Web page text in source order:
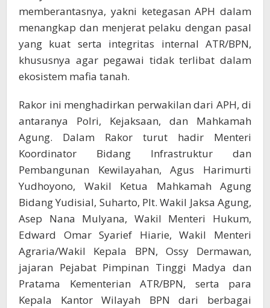
memberantasnya, yakni ketegasan APH dalam
menangkap dan menjerat pelaku dengan pasal
yang kuat serta integritas internal ATR/BPN,
khususnya agar pegawai tidak terlibat dalam
ekosistem mafia tanah.
Rakor ini menghadirkan perwakilan dari APH, di
antaranya Polri, Kejaksaan, dan Mahkamah
Agung. Dalam Rakor turut hadir Menteri
Koordinator Bidang Infrastruktur dan
Pembangunan Kewilayahan, Agus Harimurti
Yudhoyono, Wakil Ketua Mahkamah Agung
Bidang Yudisial, Suharto, Plt. Wakil Jaksa Agung,
Asep Nana Mulyana, Wakil Menteri Hukum,
Edward Omar Syarief Hiarie, Wakil Menteri
Agraria/Wakil Kepala BPN, Ossy Dermawan,
jajaran Pejabat Pimpinan Tinggi Madya dan
Pratama Kementerian ATR/BPN, serta para
Kepala Kantor Wilayah BPN dari berbagai